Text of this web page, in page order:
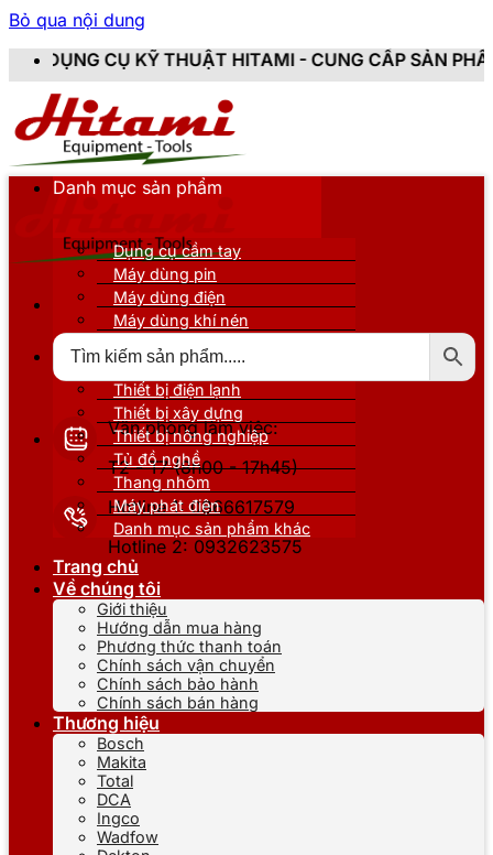
Bỏ qua nội dung
HITAMI - CUNG CẤP SẢN PHẨM CHÍNH HÃNG,
Văn phòng làm việc:
T2 - T7 (8h00 - 17h45)
Hotline 1: 0866617579
Hotline 2: 0932623575
Danh mục sản phẩm
Dụng cụ cầm tay
Máy dùng pin
Máy dùng điện
Máy dùng khí nén
Thiết bị nâng đỡ
Thiết bị điện lạnh
Thiết bị xây dựng
Thiết bị nông nghiệp
Tủ đồ nghề
Thang nhôm
Máy phát điện
Danh mục sản phẩm khác
Trang chủ
Về chúng tôi
Giới thiệu
Hướng dẫn mua hàng
Phương thức thanh toán
Chính sách vận chuyển
Chính sách bảo hành
Chính sách bán hàng
Thương hiệu
Bosch
Makita
Total
DCA
Ingco
Wadfow